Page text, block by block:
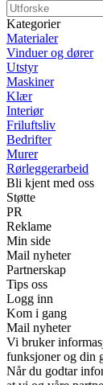
Kategorier
Materialer
Vinduer og dører
Utstyr
Maskiner
Klær
Interiør
Friluftsliv
Bedrifter
Murer
Rørleggerarbeid
Bli kjent med oss
Støtte
PR
Reklame
Min side
Mail nyheter
Partnerskap
Tips oss
Logg inn
Kom i gang
Mail nyheter
Vi bruker
funksjoner og din
Når du godtar